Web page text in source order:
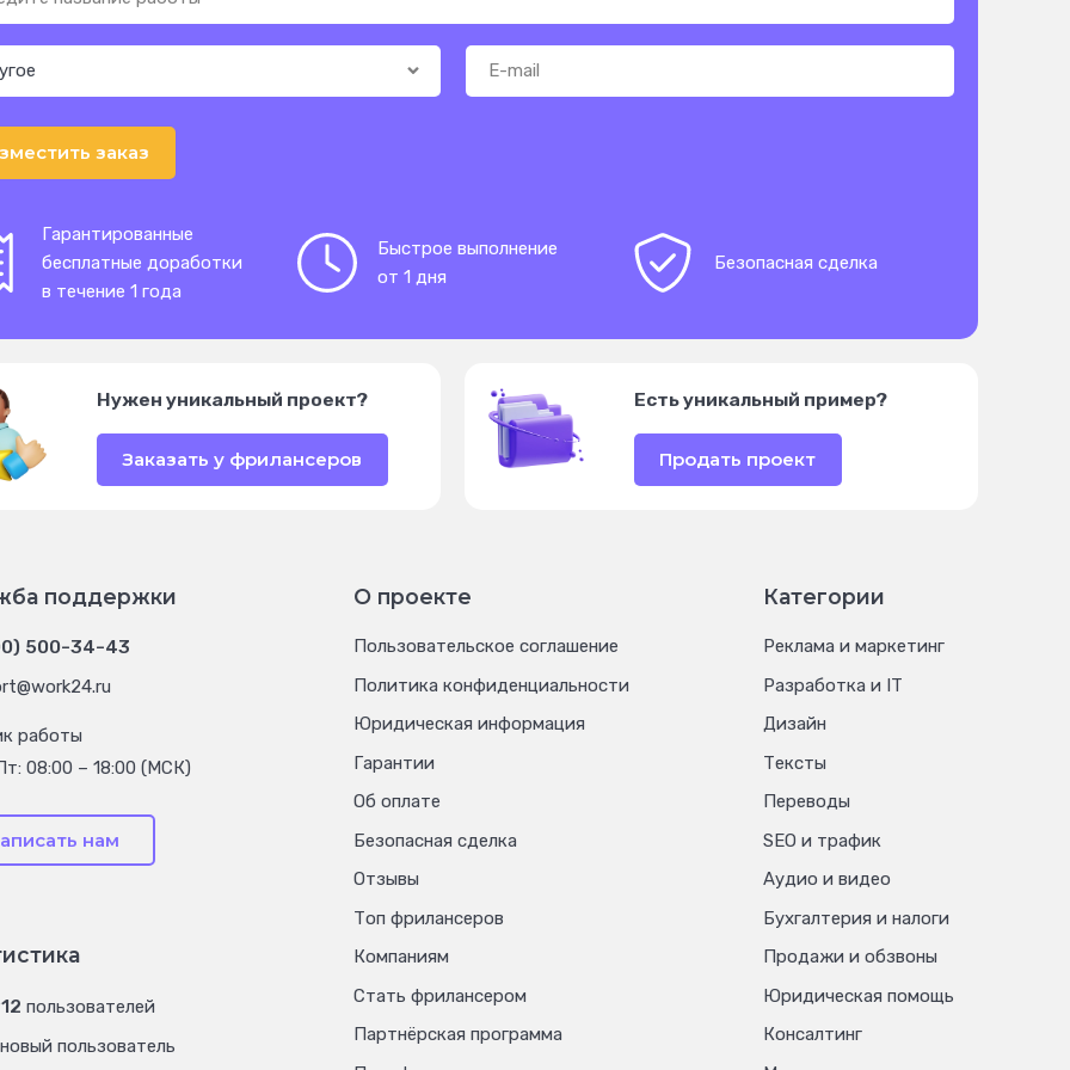
заказ
Гарантированные
бесплатные доработки
в течение 1 года
Быстрое выполнение
от 1 дня
Безопасная сделка
Нужен уникальный проект?
Заказать у фрилансеров
Есть уникальный пример?
Продать проект
поддержки
500-34-43
работы
08:00 – 18:00 (МСК)
нам
Категории
Реклама и маркетинг
Разработка и IT
Дизайн
Тексты
Переводы
SEO и трафик
Аудио и видео
Бухгалтерия и налоги
Продажи и обзвоны
Юридическая помощь
Консалтинг
О проекте
Пользовательское соглашение
Политика конфиденциальности
Юридическая информация
Гарантии
Об оплате
Безопасная сделка
Отзывы
Топ фрилансеров
Компаниям
Стать фрилансером
Партнёрская программа
пользователей
пользователь